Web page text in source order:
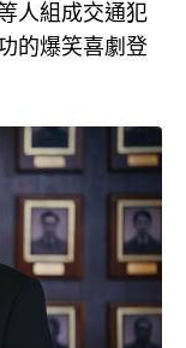
人組成交通犯
的爆笑喜劇登